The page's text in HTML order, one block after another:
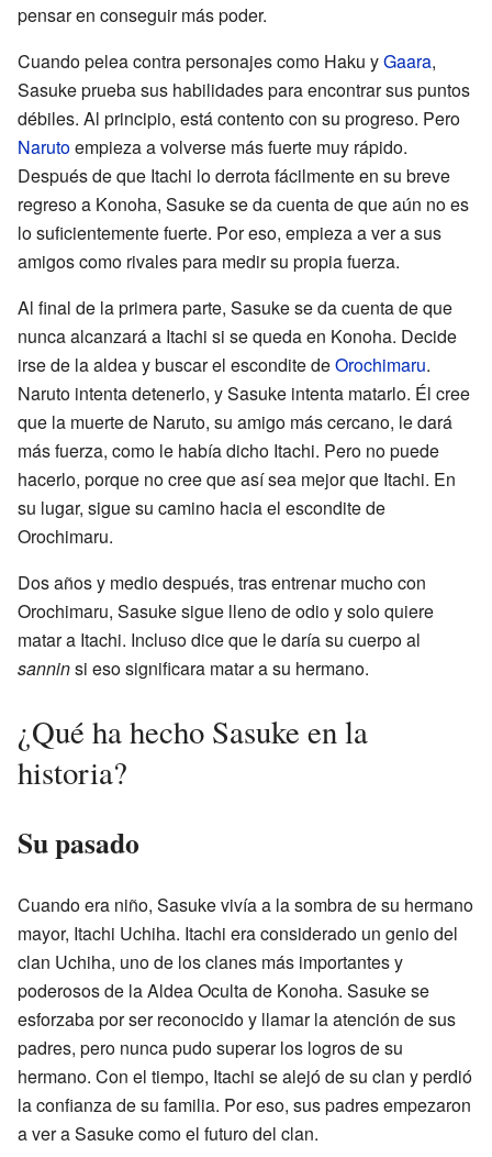
pensar en conseguir más poder.
Cuando pelea contra personajes como Haku yGaara,
Sasuke prueba sus habilidades para encontrar sus puntos
débiles. Al principio, está contento con su progreso. Pero
Narutoempieza a volverse más fuerte muy rápido.
Después de que Itachi lo derrota fácilmente en su breve
regreso a Konoha, Sasuke se da cuenta de que aún no es
lo suficientemente fuerte. Por eso, empieza a ver a sus
amigos como rivales para medir su propia fuerza.
Al final de la primera parte, Sasuke se da cuenta de que
nunca alcanzará a Itachi si se queda en Konoha. Decide
irse de la aldea y buscar el escondite deOrochimaru.
Naruto intenta detenerlo, y Sasuke intenta matarlo. Él cree
que la muerte de Naruto, su amigo más cercano, le dará
más fuerza, como le había dicho Itachi. Pero no puede
hacerlo, porque no cree que así sea mejor que Itachi. En
su lugar, sigue su camino hacia el escondite de
Orochimaru.
Dos años y medio después, tras entrenar mucho con
Orochimaru, Sasuke sigue lleno de odio y solo quiere
matar a Itachi. Incluso dice que le daría su cuerpo al
sanninsi eso significara matar a su hermano.
¿Qué ha hecho Sasuke en la
historia?
Su pasado
Cuando era niño, Sasuke vivía a la sombra de su hermano
mayor, Itachi Uchiha. Itachi era considerado un genio del
clan Uchiha, uno de los clanes más importantes y
poderosos de la Aldea Oculta de Konoha. Sasuke se
esforzaba por ser reconocido y llamar la atención de sus
padres, pero nunca pudo superar los logros de su
hermano. Con el tiempo, Itachi se alejó de su clan y perdió
la confianza de su familia. Por eso, sus padres empezaron
a ver a Sasuke como el futuro del clan.